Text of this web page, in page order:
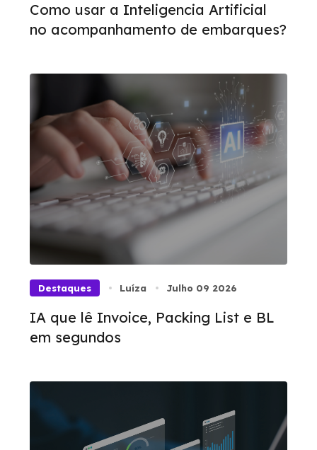
Como usar a Inteligencia Artificial
no acompanhamento de embarques?
Destaques Luíza Julho 09 2026
IA que lê Invoice, Packing List e BL
em segundos